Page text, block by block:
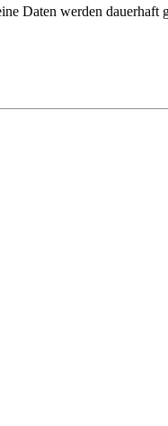
Daten werden dauerhaft